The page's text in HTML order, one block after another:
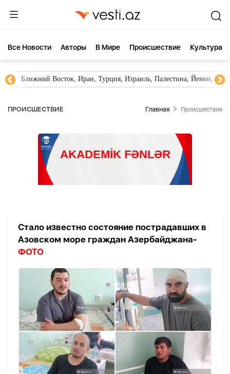
Все Новости Aвторы В Мире Происшествие Культура
Ближний Восток, Иран, Турция, Израиль, Палестина, Йемен,
ПРОИСШЕСТВИЕ Главная Происшествие
Стало известно состояние пострадавших в
Азовском море граждан Азербайджана-
ФОТО